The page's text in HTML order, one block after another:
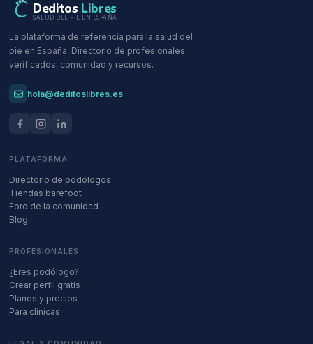
Deditos Libres
SALUD DEL PIE EN ESPAÑA
La plataforma de referencia para la salud del
pie en España. Directorio de profesionales
verificados, comunidad y recursos.
hola@deditoslibres.es
PLATAFORMA
Directorio de podólogos
Tiendas barefoot
Foro de la comunidad
Blog
PROFESIONALES
¿Eres podólogo?
Crear perfil gratis
Planes y precios
Para clínicas